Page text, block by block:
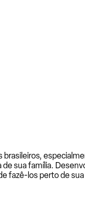
sua família.
fazê-los perto de